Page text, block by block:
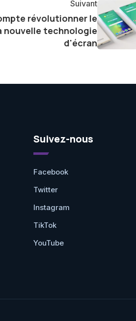
un aperçu captivant de ce que
Suivant
révolutionner le
nouvelle technologie
d'écran
Suivez-nous
Facebook
Twitter
Instagram
TikTok
YouTube